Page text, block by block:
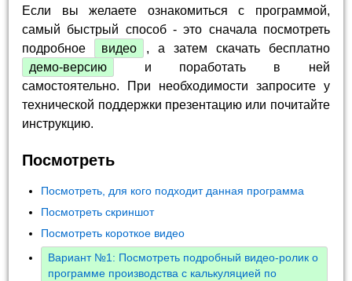
Если вы желаете ознакомиться с программой,
самый быстрый способ - это сначала посмотреть
подробное
видео
, а затем скачать бесплатно
демо-версию
и поработать в ней
самостоятельно. При необходимости запросите у
технической поддержки презентацию или почитайте
инструкцию.
Посмотреть
Посмотреть, для кого подходит данная программа
Посмотреть скриншот
Посмотреть короткое видео
Вариант №1: Посмотреть подробный видео-ролик о
программе производства с калькуляцией по